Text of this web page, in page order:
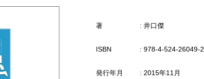
著 : 井口傑
ISBN : 978-4-524-26049-2
発行年月 : 2015年11月